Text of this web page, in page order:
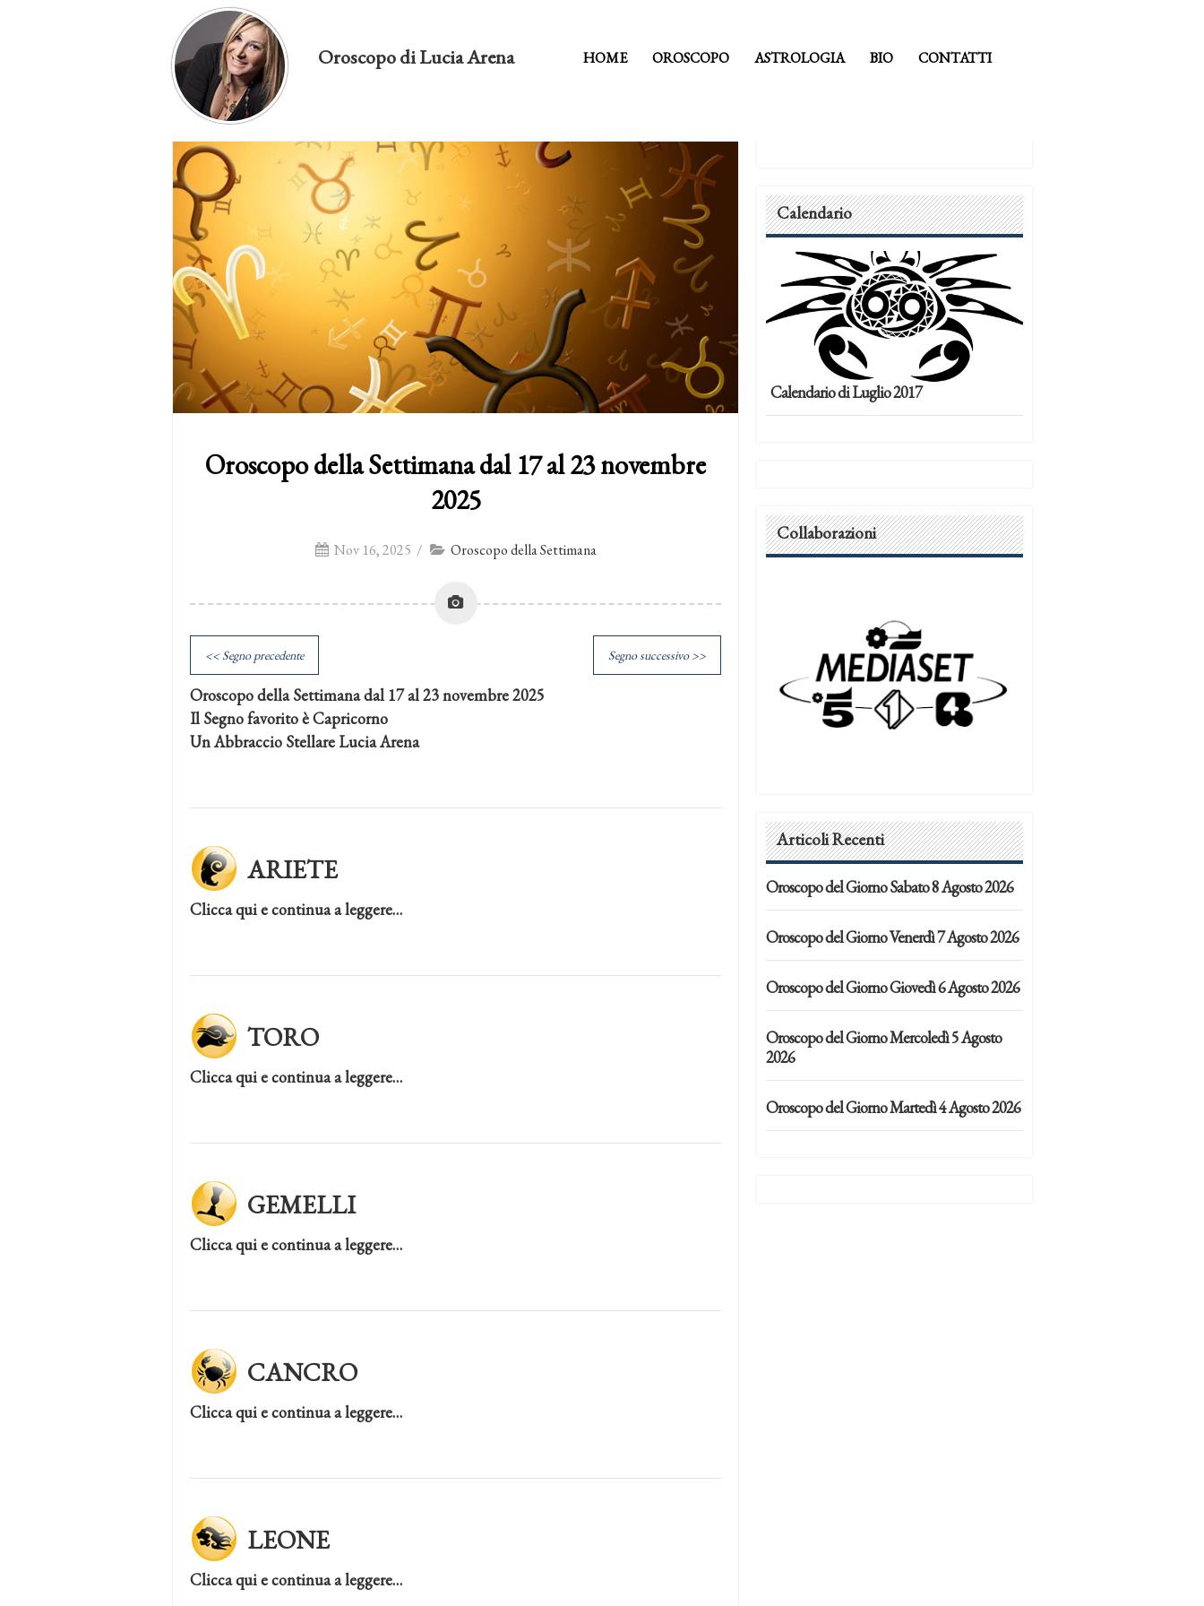
Oroscopo di Lucia Arena HOME OROSCOPO ASTROLOGIA BIO CONTATTI
Oroscopo della Settimana dal 17 al 23 novembre
2025
Nov 16, 2025 / Oroscopo della Settimana
<< Segno precedente Segno successivo >>
Oroscopo della Settimana dal 17 al 23 novembre 2025
Il Segno favorito è Capricorno
Un Abbraccio Stellare Lucia Arena
ARIETE
Clicca qui e continua a leggere…
TORO
Clicca qui e continua a leggere…
GEMELLI
Clicca qui e continua a leggere…
CANCRO
Clicca qui e continua a leggere…
LEONE
Clicca qui e continua a leggere…
Calendario
Calendario di Luglio 2017
Collaborazioni
Articoli Recenti
Oroscopo del Giorno Sabato 8 Agosto 2026
Oroscopo del Giorno Venerdì 7 Agosto 2026
Oroscopo del Giorno Giovedì 6 Agosto 2026
Oroscopo del Giorno Mercoledì 5 Agosto
2026
Oroscopo del Giorno Martedì 4 Agosto 2026